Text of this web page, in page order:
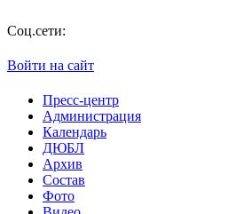
По итогам
Соц.сети:
Войти на сайт
Пресс-центр
Администрация
Календарь
ДЮБЛ
Архив
Состав
Фото